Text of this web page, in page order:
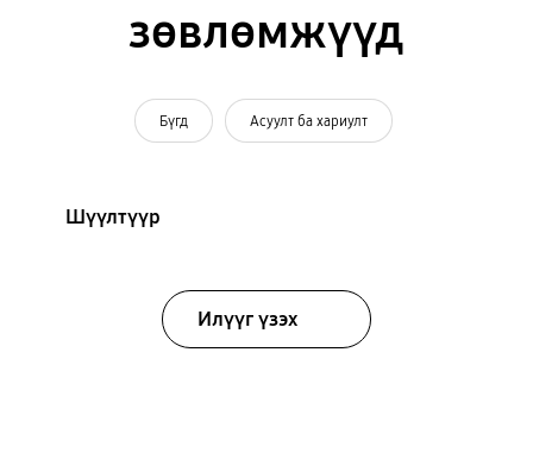
зөвлөмжүүд
Бүгд Асуулт ба хариулт
Шүүлтүүр
Илүүг үзэх